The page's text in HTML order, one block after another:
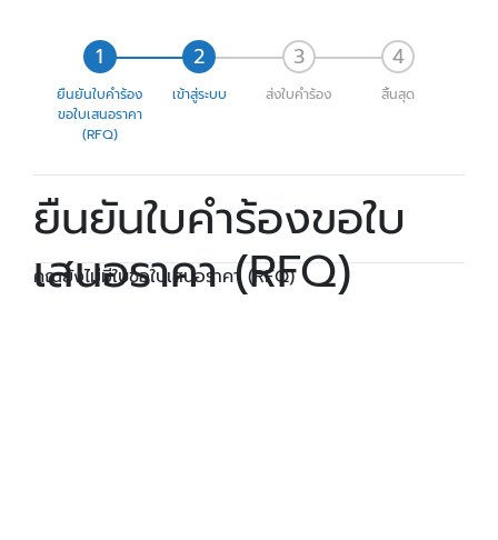
ยืนยันใบคำร้อง
ขอใบเสนอราคา
(RFQ)
เข้าสู่ระบบ ส่งใบคำร้อง สิ้นสุด
ยืนยันใบคำร้องขอใบ
เสนอราคา (RFQ)
คุณยังไม่มีใบขอใบเสนอราคา (RFQ)